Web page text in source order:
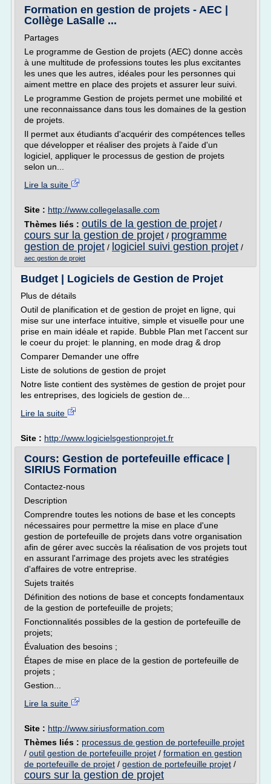
Formation en gestion de projets - AEC |
Collège LaSalle ...
Partages
Le programme de Gestion de projets (AEC) donne accès
à une multitude de professions toutes les plus excitantes
les unes que les autres, idéales pour les personnes qui
aiment mettre en place des projets et assurer leur suivi.
Le programme Gestion de projets permet une mobilité et
une reconnaissance dans tous les domaines de la gestion
de projets.
Il permet aux étudiants d'acquérir des compétences telles
que développer et réaliser des projets à l'aide d'un
logiciel, appliquer le processus de gestion de projets
selon un...
Lire la suite
Site : http://www.collegelasalle.com
Thèmes liés : outils de la gestion de projet /
cours sur la gestion de projet / programme
gestion de projet / logiciel suivi gestion projet /
aec gestion de projet
Budget | Logiciels de Gestion de Projet
Plus de détails
Outil de planification et de gestion de projet en ligne, qui
mise sur une interface intuitive, simple et visuelle pour une
prise en main idéale et rapide. Bubble Plan met l'accent sur
le coeur du projet: le planning, en mode drag & drop
Comparer Demander une offre
Liste de solutions de gestion de projet
Notre liste contient des systèmes de gestion de projet pour
les entreprises, des logiciels de gestion de...
Lire la suite
Site : http://www.logicielsgestionprojet.fr
Cours: Gestion de portefeuille efficace |
SIRIUS Formation
Contactez-nous
Description
Comprendre toutes les notions de base et les concepts
nécessaires pour permettre la mise en place d'une
gestion de portefeuille de projets dans votre organisation
afin de gérer avec succès la réalisation de vos projets tout
en assurant l'arrimage des projets avec les stratégies
d'affaires de votre entreprise.
Sujets traités
Définition des notions de base et concepts fondamentaux
de la gestion de portefeuille de projets;
Fonctionnalités possibles de la gestion de portefeuille de
projets;
Évaluation des besoins ;
Étapes de mise en place de la gestion de portefeuille de
projets ;
Gestion...
Lire la suite
Site : http://www.siriusformation.com
Thèmes liés : processus de gestion de portefeuille projet
/ outil gestion de portefeuille projet / formation en gestion
de portefeuille de projet / gestion de portefeuille projet /
cours sur la gestion de projet